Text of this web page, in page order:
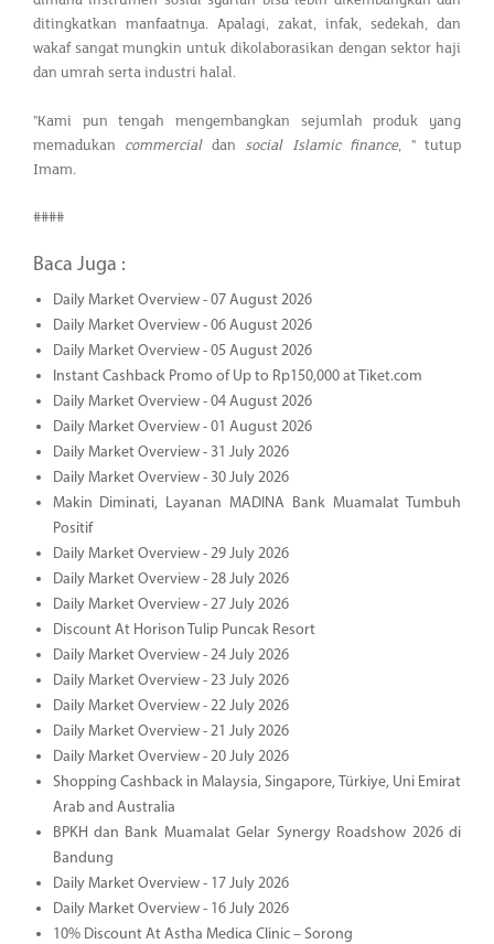
ditingkatkan manfaatnya. Apalagi, zakat, infak, sedekah, dan
wakaf sangat mungkin untuk dikolaborasikan dengan sektor haji
dan umrah serta industri halal.
"Kami pun tengah mengembangkan sejumlah produk yang
memadukan commercial dan social Islamic finance, " tutup
Imam.
####
Baca Juga :
Daily Market Overview - 07 August 2026
Daily Market Overview - 06 August 2026
Daily Market Overview - 05 August 2026
Instant Cashback Promo of Up to Rp150,000 at Tiket.com
Daily Market Overview - 04 August 2026
Daily Market Overview - 01 August 2026
Daily Market Overview - 31 July 2026
Daily Market Overview - 30 July 2026
Makin Diminati, Layanan MADINA Bank Muamalat Tumbuh
Positif
Daily Market Overview - 29 July 2026
Daily Market Overview - 28 July 2026
Daily Market Overview - 27 July 2026
Discount At Horison Tulip Puncak Resort
Daily Market Overview - 24 July 2026
Daily Market Overview - 23 July 2026
Daily Market Overview - 22 July 2026
Daily Market Overview - 21 July 2026
Daily Market Overview - 20 July 2026
Shopping Cashback in Malaysia, Singapore, Türkiye, Uni Emirat
Arab and Australia
BPKH dan Bank Muamalat Gelar Synergy Roadshow 2026 di
Bandung
Daily Market Overview - 17 July 2026
Daily Market Overview - 16 July 2026
10% Discount At Astha Medica Clinic – Sorong